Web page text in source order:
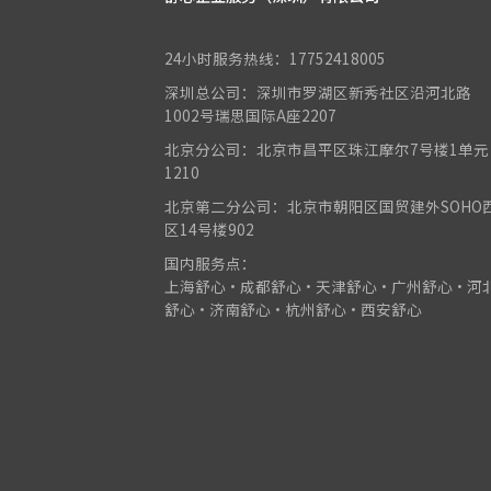
24小时服务热线：17752418005
深圳总公司：深圳市罗湖区新秀社区沿河北路
1002号瑞思国际A座2207
北京分公司：北京市昌平区珠江摩尔7号楼1单元
1210
北京第二分公司：北京市朝阳区国贸建外SOHO
区14号楼902
国内服务点：
上海舒心•成都舒心•天津舒心•广州舒心•河
舒心•济南舒心•杭州舒心•西安舒心